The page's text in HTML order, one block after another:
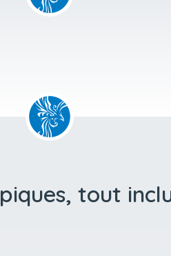
tout